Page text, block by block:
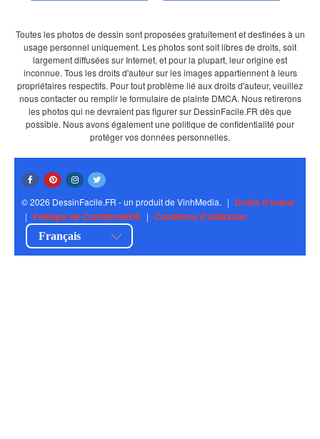
Toutes les photos de dessin sont proposées gratuitement et destinées à un
usage personnel uniquement. Les photos sont soit libres de droits, soit
largement diffusées sur Internet, et pour la plupart, leur origine est
inconnue. Tous les droits d'auteur sur les images appartiennent à leurs
propriétaires respectifs. Pour tout problème lié aux droits d'auteur, veuillez
nous contacter ou remplir le formulaire de plainte DMCA. Nous retirerons
les photos qui ne devraient pas figurer sur DessinFacile.FR dès que
possible. Nous avons également une politique de confidentialité pour
protéger vos données personnelles.
© 2026 DessinFacile.FR - un produit de VinhMedia. | Droits d'auteur
| Politique de Confidentialité | Conditions d'utilisation
Français